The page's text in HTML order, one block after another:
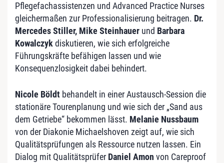
Pflegefachassistenzen und Advanced Practice Nurses
gleichermaßen zur Professionalisierung beitragen. Dr.
Mercedes Stiller, Mike Steinhauer und Barbara
Kowalczykdiskutieren, wie sich erfolgreiche
Führungskräfte befähigen lassen und wie
Konsequenzlosigkeit dabei behindert.
Nicole Böldt behandelt in einer Austausch-Session die
stationäre Tourenplanung und wie sich der „Sand aus
dem Getriebe“ bekommen lässt. Melanie Nussbaum
von der Diakonie Michaelshoven zeigt auf, wie sich
Qualitätsprüfungen als Ressource nutzen lassen. Ein
Dialog mit Qualitätsprüfer Daniel Amon von Careproof